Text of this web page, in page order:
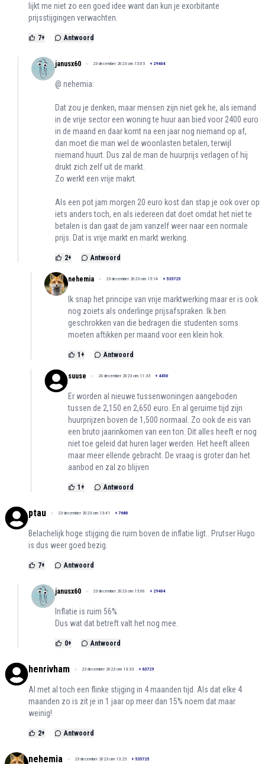
lijkt me niet zo een goed idee want dan kun je exorbitante
prijsstijgingen verwachten.
7+ Antwoord
janusx60 23 december 2023 om 15:05 + 29404
@ nehemia:
Dat zou je denken, maar mensen zijn niet gek he, als iemand
in de vrije sector een woning te huur aan bied voor 2400 euro
in de maand en daar komt na een jaar nog niemand op af,
dan moet die man wel de woonlasten betalen, terwijl
niemand huurt. Dus zal de man de huurprijs verlagen of hij
drukt zich zelf uit de markt.
Zo werkt een vrije makrt.
Als een pot jam morgen 20 euro kost dan stap je ook over op
iets anders toch, en als iedereen dat doet omdat het niet te
betalen is dan gaat de jam vanzelf weer naar een normale
prijs. Dat is vrije markt en markt werking.
2+ Antwoord
nehemia 23 december 2023 om 15:14 + 535725
Ik snap het principe van vrije marktwerking maar er is ook
nog zoiets als onderlinge prijsafspraken. Ik ben
geschrokken van die bedragen die studenten soms
moeten aftikken per maand voor een klein hok.
1 + Antwoord
suuse 24 december 2023 om 11:33 + 4450
Er worden al nieuwe tussenwoningen aangeboden
tussen de 2,150 en 2,650 euro. En al geruime tijd zijn
huurprijzen boven de 1,500 normaal. Zo ook de eis van
een bruto jaarinkomen van een ton. Dit alles heeft er nog
niet toe geleid dat huren lager werden. Het heeft alleen
maar meer ellende gebracht. De vraag is groter dan het
aanbod en zal zo blijven
1 + Antwoord
ptau 23 december 2023 om 13:41 + 7680
Belachelijk hoge stijging die ruim boven de inflatie ligt.. Prutser Hugo
is dus weer goed bezig.
7+ Antwoord
janusx60 23 december 2023 om 15:06 + 29404
Inflatie is ruim 56%.
Dus wat dat betreft valt het nog mee.
0+ Antwoord
henrivham 23 december 2023 om 13:33 + 63729
Al met al toch een flinke stijging in 4 maanden tijd. Als dat elke 4
maanden zo is zit je in 1 jaar op meer dan 15% noem dat maar
weinig!
2+ Antwoord
nehemia 23 december 2023 om 13:25 + 535725